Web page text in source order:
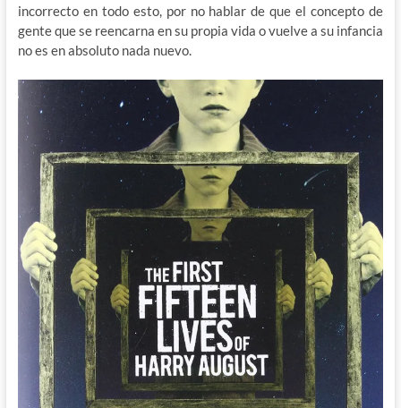
incorrecto en todo esto, por no hablar de que el concepto de
gente que se reencarna en su propia vida o vuelve a su infancia
no es en absoluto nada nuevo.